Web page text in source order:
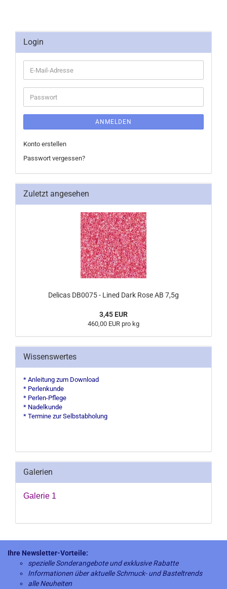
Login
E-
Mail-
Adresse
Passwort
ANMELDEN
Konto erstellen
Passwort vergessen?
Zuletzt angesehen
Delicas DB0075 - Lined Dark Rose AB 7,5g
3,45 EUR
460,00 EUR pro kg
Wissenswertes
* Anleitung zum Download
* Perlenkunde
* Perlen-Pflege
* Nadelkunde
* Termine zur Selbstabholung
Galerien
Galerie 1
Ihre Newsletter-Vorteile:
spezielle Sonderangebote und exklusive Rabatte
Informationen über aktuelle Schmuck- und Basteltrends
alle Neuheiten